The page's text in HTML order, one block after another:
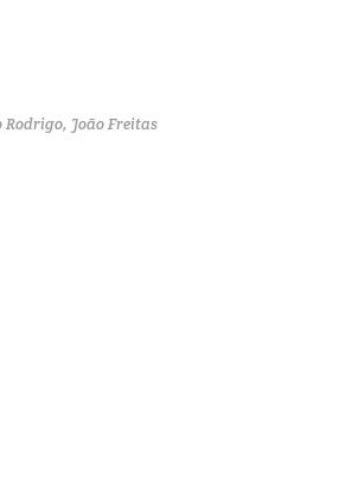
João Freitas